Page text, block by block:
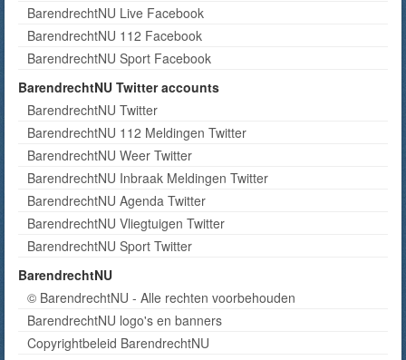
BarendrechtNU Live Facebook
BarendrechtNU 112 Facebook
BarendrechtNU Sport Facebook
BarendrechtNU Twitter accounts
BarendrechtNU Twitter
BarendrechtNU 112 Meldingen Twitter
BarendrechtNU Weer Twitter
BarendrechtNU Inbraak Meldingen Twitter
BarendrechtNU Agenda Twitter
BarendrechtNU Vliegtuigen Twitter
BarendrechtNU Sport Twitter
BarendrechtNU
© BarendrechtNU - Alle rechten voorbehouden
BarendrechtNU logo's en banners
Copyrightbeleid BarendrechtNU